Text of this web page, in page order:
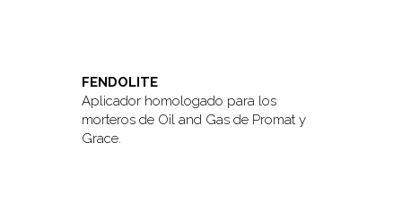
FENDOLITE
Aplicador homologado para los
morteros de Oil and Gas de Promat y
Grace.